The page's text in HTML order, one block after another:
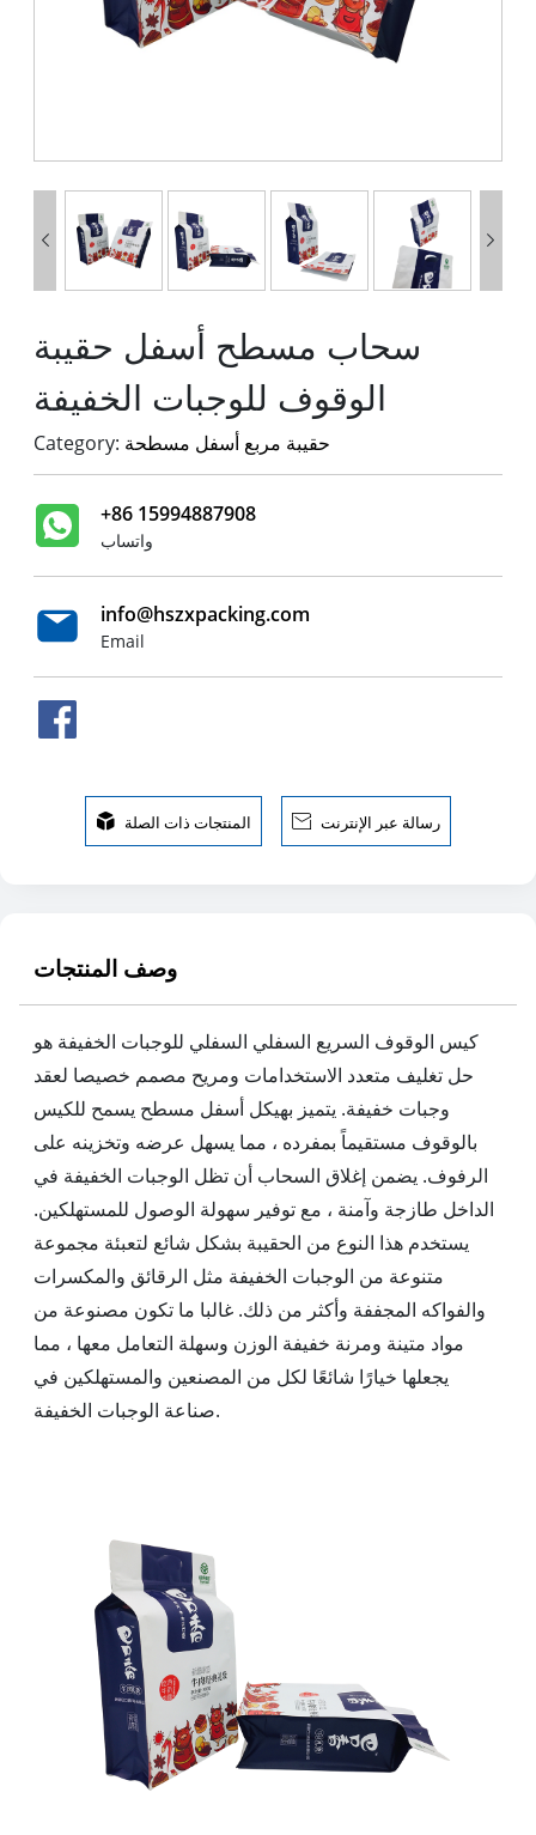
 
سحاب مسطح أسفل حقيبة
الوقوف للوجبات الخفيفة
Category: حقيبة مربع أسفل مسطحة
+86 15994887908
واتساب
info@hszxpacking.com
Email
 المنتجات ذات الصلة  رسالة عبر الإنترنت
وصف المنتجات
كيس الوقوف السريع السفلي السفلي للوجبات الخفيفة هو
حل تغليف متعدد الاستخدامات ومريح مصمم خصيصا لعقد
وجبات خفيفة. يتميز بهيكل أسفل مسطح يسمح للكيس
بالوقوف مستقيماً بمفرده ، مما يسهل عرضه وتخزينه على
الرفوف. يضمن إغلاق السحاب أن تظل الوجبات الخفيفة في
الداخل طازجة وآمنة ، مع توفير سهولة الوصول للمستهلكين.
يستخدم هذا النوع من الحقيبة بشكل شائع لتعبئة مجموعة
متنوعة من الوجبات الخفيفة مثل الرقائق والمكسرات
والفواكه المجففة وأكثر من ذلك. غالبا ما تكون مصنوعة من
مواد متينة ومرنة خفيفة الوزن وسهلة التعامل معها ، مما
يجعلها خيارًا شائعًا لكل من المصنعين والمستهلكين في
صناعة الوجبات الخفيفة.